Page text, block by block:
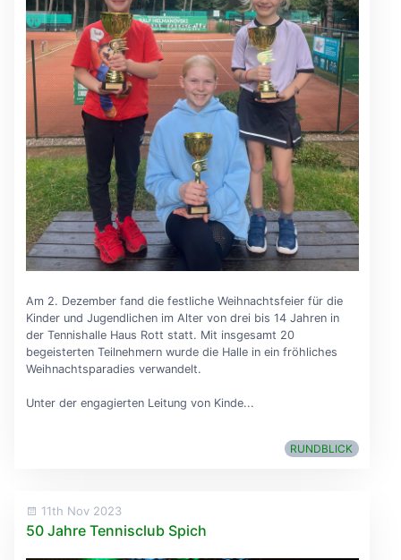
Am 2. Dezember fand die festliche Weihnachtsfeier für die
Kinder und Jugendlichen im Alter von drei bis 14 Jahren in
der Tennishalle Haus Rott statt. Mit insgesamt 20
begeisterten Teilnehmern wurde die Halle in ein fröhliches
Weihnachtsparadies verwandelt.
Unter der engagierten Leitung von Kinde...
RUNDBLICK
11th Nov 2023
50 Jahre Tennisclub Spich